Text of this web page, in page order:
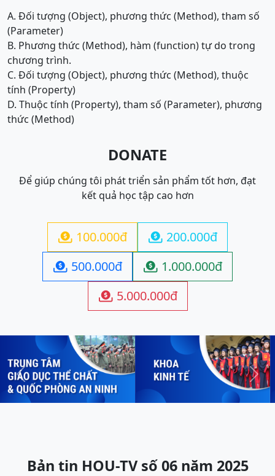
A. Đối tượng (Object), phương thức (Method), tham số
(Parameter)
B. Phương thức (Method), hàm (function) tự do trong
chương trình.
C. Đối tượng (Object), phương thức (Method), thuộc
tính (Property)
D. Thuộc tính (Property), tham số (Parameter), phương
thức (Method)
DONATE
Để giúp chúng tôi phát triển sản phẩm tốt hơn, đạt
kết quả học tập cao hơn
 100.000đ  200.000đ
 500.000đ  1.000.000đ
 5.000.000đ
Previous Next
Bản tin HOU-TV số 06 năm 2025